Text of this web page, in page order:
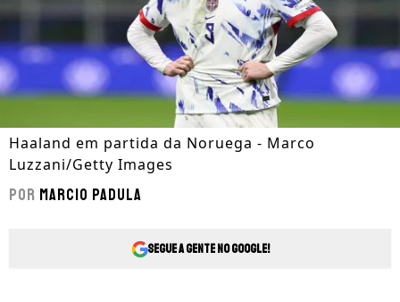
Haaland em partida da Noruega - Marco
Luzzani/Getty Images
Por Marcio Padula
Segue a gente no Google!